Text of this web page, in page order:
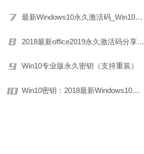
最新Windows10永久激活码_Win10通用序列号
2018最新office2019永久激活码分享(附激活工具)
Win10专业版永久密钥（支持重装）
Win10密钥：2018最新Windows10激活码/KEY分享